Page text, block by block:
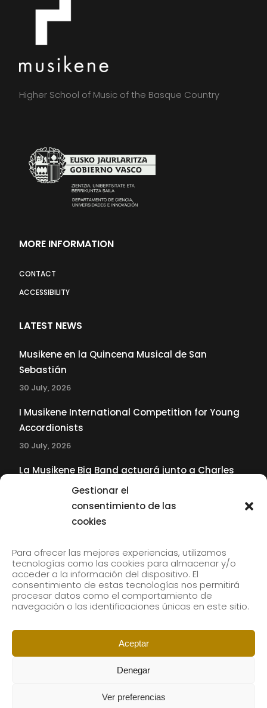
Gestionar el
consentimiento de las
cookies
Para ofrecer las mejores experiencias, utilizamos
tecnologías como las cookies para almacenar y/o
acceder a la información del dispositivo. El
consentimiento de estas tecnologías nos permitirá
procesar datos como el comportamiento de
navegación o las identificaciones únicas en este sitio.
Aceptar
Denegar
Ver preferencias
Higher School of Music of the Basque Country
MORE INFORMATION
CONTACT
ACCESSIBILITY
LATEST NEWS
Musikene en la Quincena Musical de San
Sebastián
30 July, 2026
I Musikene International Competition for Young
Accordionists
30 July, 2026
La Musikene Big Band actuará junto a Charles
Tolliver en el 61 Jazzaldia
Subscribe to our newsletter to receive our news by
email.